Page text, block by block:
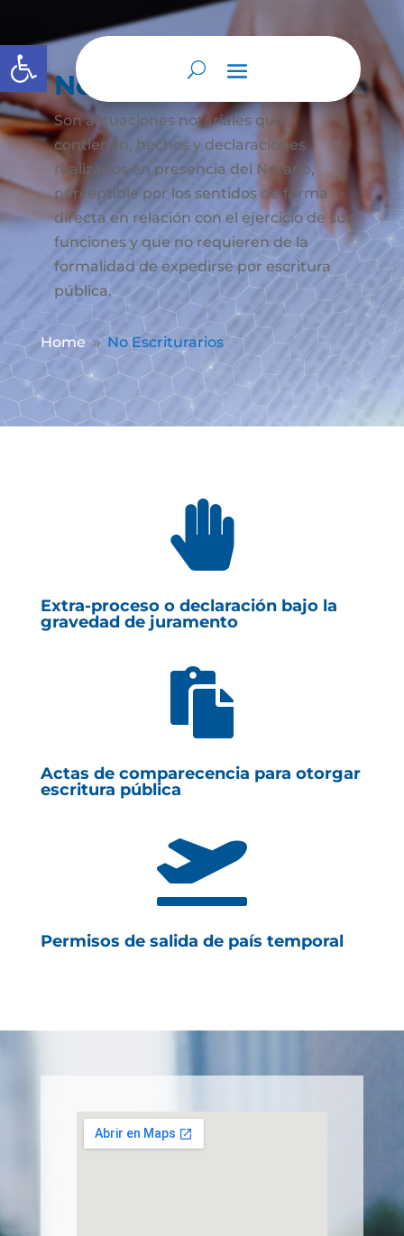
Abrir barra de herramientas
No Escriturarios
Son actuaciones notariales que
contienen, hechos y declaraciones
realizados en presencia del Notario,
perceptible por los sentidos de forma
directa en relación con el ejercicio de sus
funciones y que no requieren de la
formalidad de expedirse por escritura
pública.
Home 9 No Escriturarios

Extra-proceso o declaración bajo la
gravedad de juramento

Actas de comparecencia para otorgar
escritura pública

Permisos de salida de país temporal